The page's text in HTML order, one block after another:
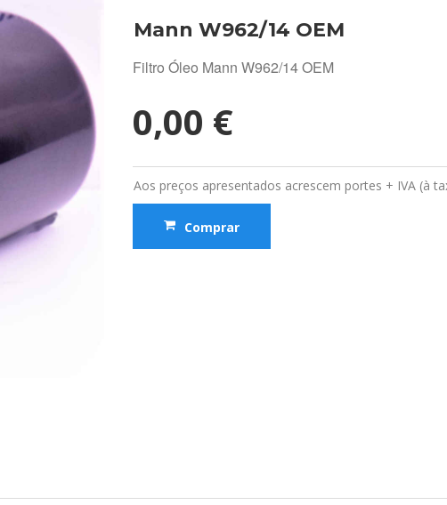
Mann W962/14 OEM
Filtro Óleo Mann W962/14 OEM
0,00 €
Aos preços apresentados acrescem portes + IVA (à
Comprar